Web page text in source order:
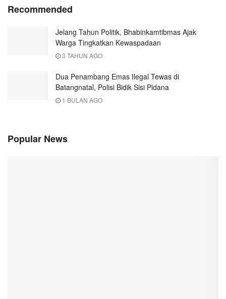
Recommended
Jelang Tahun Politik, Bhabinkamtibmas Ajak
Warga Tingkatkan Kewaspadaan
3 TAHUN AGO
Dua Penambang Emas Ilegal Tewas di
Batangnatal, Polisi Bidik Sisi Pidana
1 BULAN AGO
Popular News